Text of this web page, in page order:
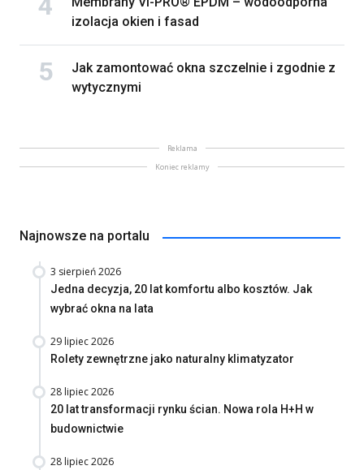
izolacja okien i fasad
Jak zamontować okna szczelnie i zgodnie z
wytycznymi
Reklama
Koniec reklamy
Najnowsze na portalu
3 sierpień 2026
Jedna decyzja, 20 lat komfortu albo kosztów. Jak
wybrać okna na lata
29 lipiec 2026
Rolety zewnętrzne jako naturalny klimatyzator
28 lipiec 2026
20 lat transformacji rynku ścian. Nowa rola H+H w
budownictwie
28 lipiec 2026